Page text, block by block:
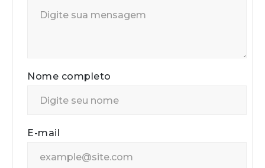
Nome completo
E-mail